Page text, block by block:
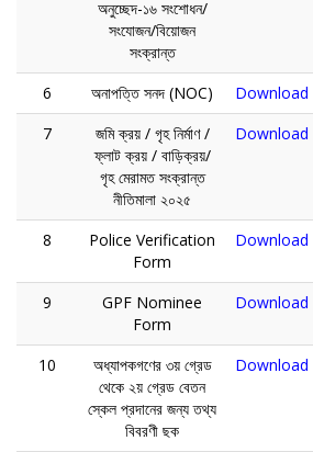
অনুচ্ছেদ-১৬ সংশোধন/
সংযোজন/বিয়োজন
সংক্রান্ত
6 অনাপত্তি সনদ (NOC)
Download
7
জমি ক্রয় / গৃহ নির্মাণ /
ফ্লাট ক্রয় / বাড়িক্রয়/
গৃহ মেরামত সংক্রান্ত
নীতিমালা ২০২৫
Download
8
Police Verification
Form
Download
9
GPF Nominee
Form
Download
10
অধ্যাপকগণের ৩য় গ্রেড
থেকে ২য় গ্রেড বেতন
স্কেল প্রদানের জন্য তথ্য
বিবরণী ছক
Download